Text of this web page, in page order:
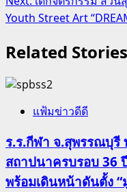
Youth Street Art
Related Stories
แฟ้มข่าวดีดี
ร.ร.กีฬา จ.สุพรรณบุ
สถาปนาครบรอบ 36
พร้อมเดินหน้าดันตั้ง